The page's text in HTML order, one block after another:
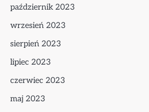
październik 2023
wrzesień 2023
sierpień 2023
lipiec 2023
czerwiec 2023
maj 2023